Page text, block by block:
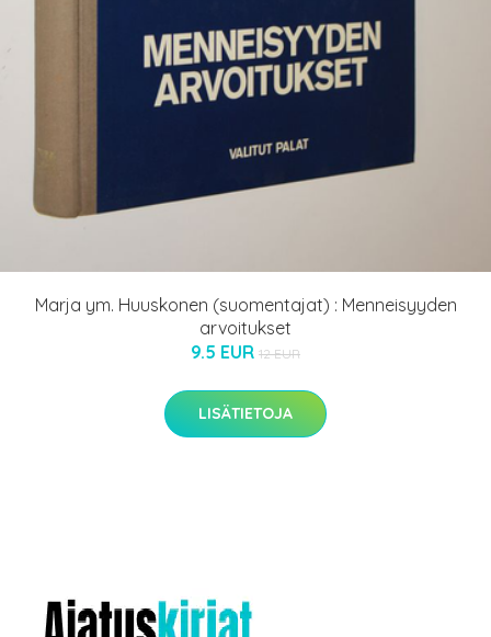
Marja ym. Huuskonen (suomentajat) : Menneisyyden
arvoitukset
9.5 EUR 12 EUR
LISÄTIETOJA